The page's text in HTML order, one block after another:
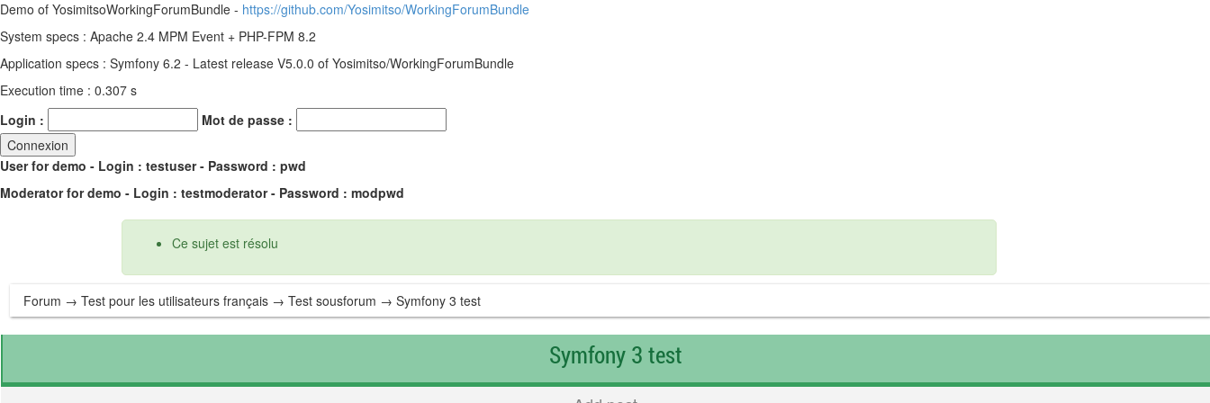
Demo of YosimitsoWorkingForumBundle - https://github.com/Yosimitso/WorkingForumBundle
System specs : Apache 2.4 MPM Event + PHP-FPM 8.2
Application specs : Symfony 6.2 - Latest release V5.0.0 of Yosimitso/WorkingForumBundle
Execution time : 0.307 s
Login :
Mot de passe :
User for demo - Login : testuser - Password : pwd
Moderator for demo - Login : testmoderator - Password : modpwd
Ce sujet est résolu
Forum → Test pour les utilisateurs français → Test sousforum → Symfony 3 test
Symfony 3 test